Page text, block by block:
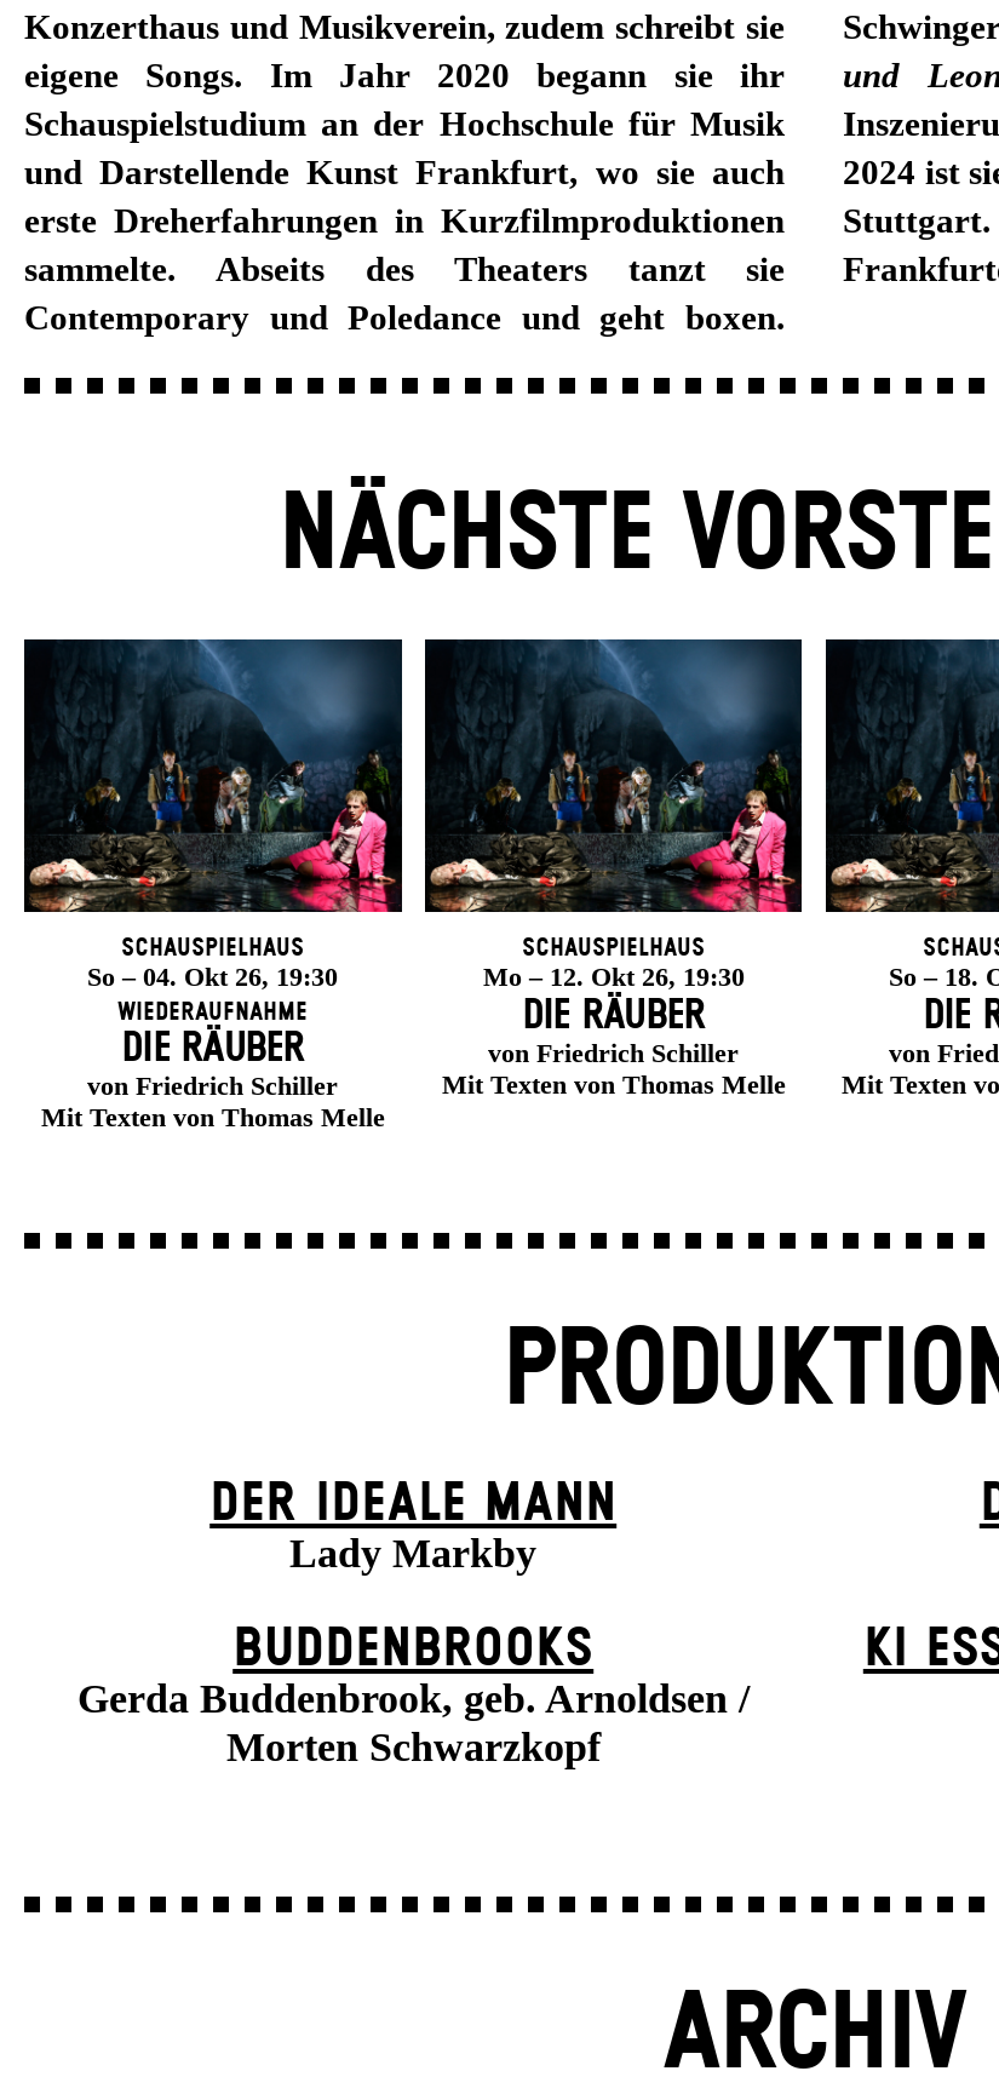
Konzerthaus und Musikverein, zudem schreibt sie
eigene Songs. Im Jahr 2020 begann sie ihr
Schauspielstudium an der Hochschule für Musik
und Darstellende Kunst Frankfurt, wo sie auch
erste Dreherfahrungen in Kurzfilmproduktionen
sammelte. Abseits des Theaters tanzt sie
Contemporary und Poledance und geht boxen.
und
2024 ist
NÄCHSTE
Schauspielhaus
So – 04. Okt 26, 19:30
Wiederaufnahme
DIE RÄUBER
von Friedrich Schiller
Mit Texten von Thomas Melle
Schauspielhaus
Mo – 12. Okt 26, 19:30
DIE RÄUBER
von Friedrich Schiller
Mit Texten von Thomas Melle
So – 18.
DIE
von
Mit Texten
DER IDEALE MANN
Lady Markby
BUDDENBROOKS
Gerda Buddenbrook, geb. Arnoldsen /
Morten Schwarzkopf
KI
ARCHIV